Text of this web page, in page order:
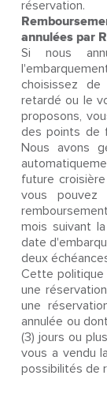
réservation.
annulées par
Si nous
choisissez
retardé ou le
proposons,
des points de
Nous avons
future
vous pouvez
mois suivant
date
deux
Cette politique
une
une
annulée ou
(3) jours ou
vous a vendu
possibilités de